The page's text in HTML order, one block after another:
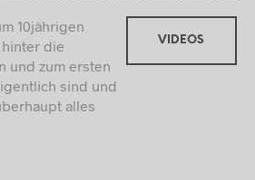
10jährigen
hinter die
und zum ersten
sind und
alles
VIDEOS